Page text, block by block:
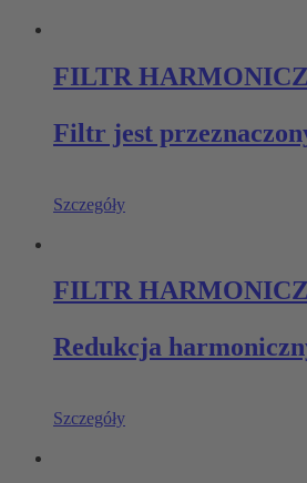
FILTR
Filtr jest
Szczegóły
FILTR
Redukcja
Szczegóły